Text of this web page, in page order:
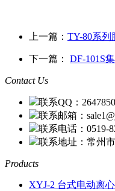
上一篇： TY-80系列
下一篇： DF-101S
Contact Us
联系QQ：
联系邮箱：
联系电话：0519-
联系地址：常州
Products
XYJ-2 台式电动离